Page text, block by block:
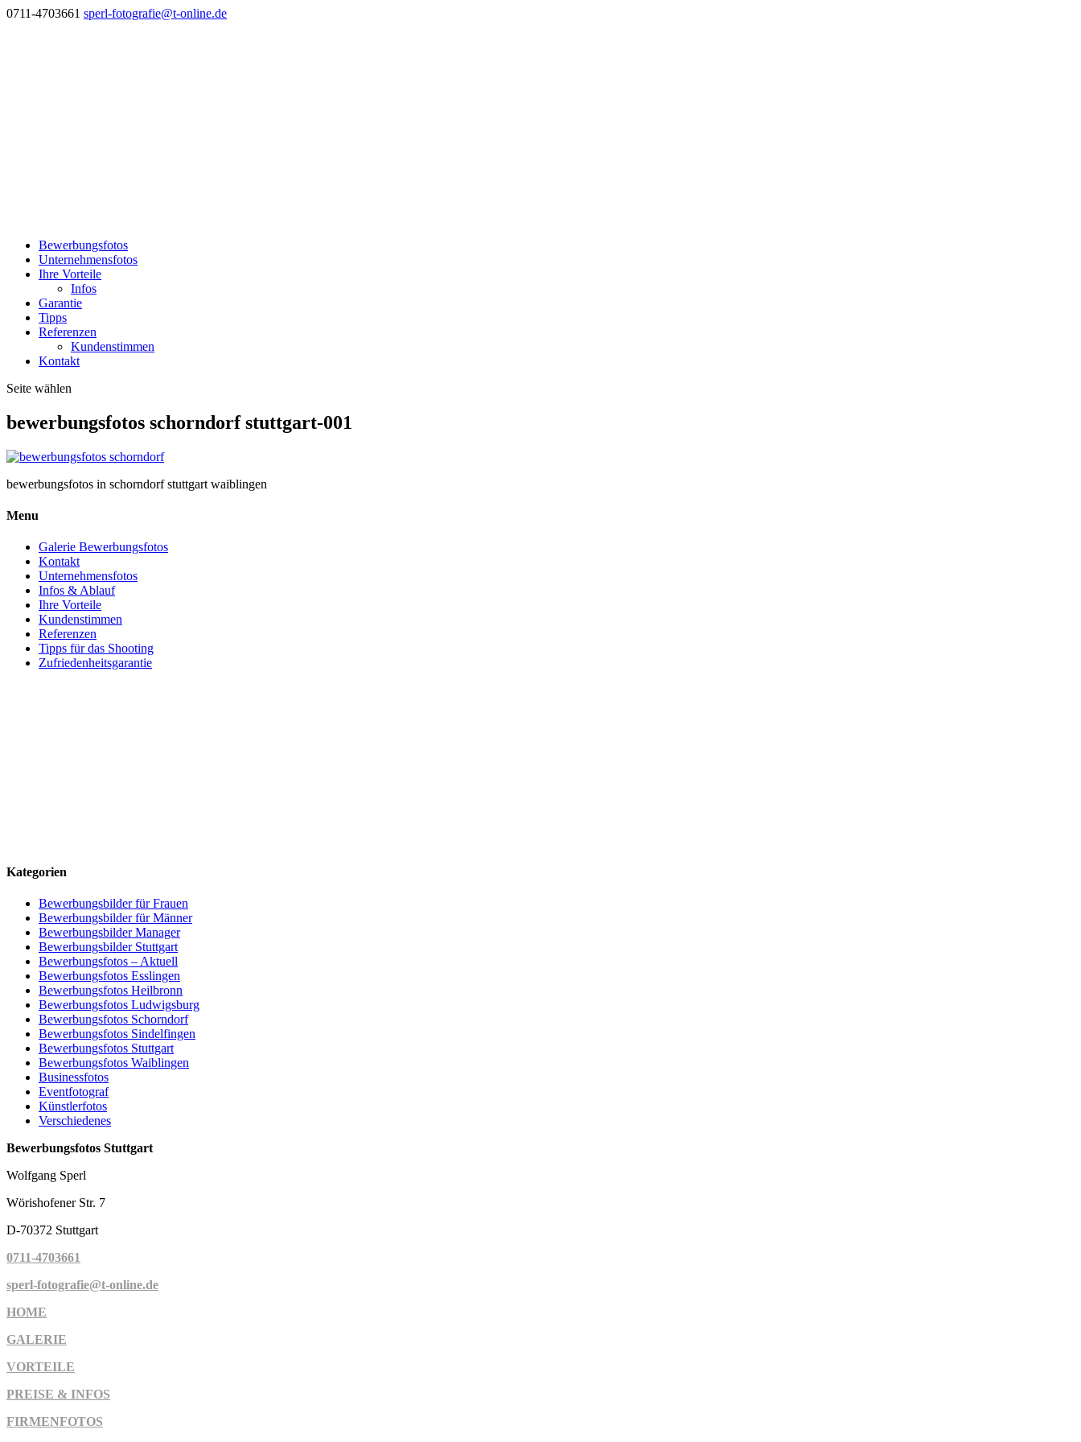
0711-4703661 sperl-fotografie@t-online.de
Bewerbungsfotos
Unternehmensfotos
Ihre Vorteile
Infos
Garantie
Tipps
Referenzen
Kundenstimmen
Kontakt
Seite wählen
bewerbungsfotos schorndorf stuttgart-001
bewerbungsfotos in schorndorf stuttgart waiblingen
Menu
Galerie Bewerbungsfotos
Kontakt
Unternehmensfotos
Infos & Ablauf
Ihre Vorteile
Kundenstimmen
Referenzen
Tipps für das Shooting
Zufriedenheitsgarantie
Kategorien
Bewerbungsbilder für Frauen
Bewerbungsbilder für Männer
Bewerbungsbilder Manager
Bewerbungsbilder Stuttgart
Bewerbungsfotos – Aktuell
Bewerbungsfotos Esslingen
Bewerbungsfotos Heilbronn
Bewerbungsfotos Ludwigsburg
Bewerbungsfotos Schorndorf
Bewerbungsfotos Sindelfingen
Bewerbungsfotos Stuttgart
Bewerbungsfotos Waiblingen
Businessfotos
Eventfotograf
Künstlerfotos
Verschiedenes
Bewerbungsfotos Stuttgart
Wolfgang Sperl
Wörishofener Str. 7
D-70372 Stuttgart
0711-4703661
sperl-fotografie@t-online.de
HOME
GALERIE
VORTEILE
PREISE & INFOS
FIRMENFOTOS